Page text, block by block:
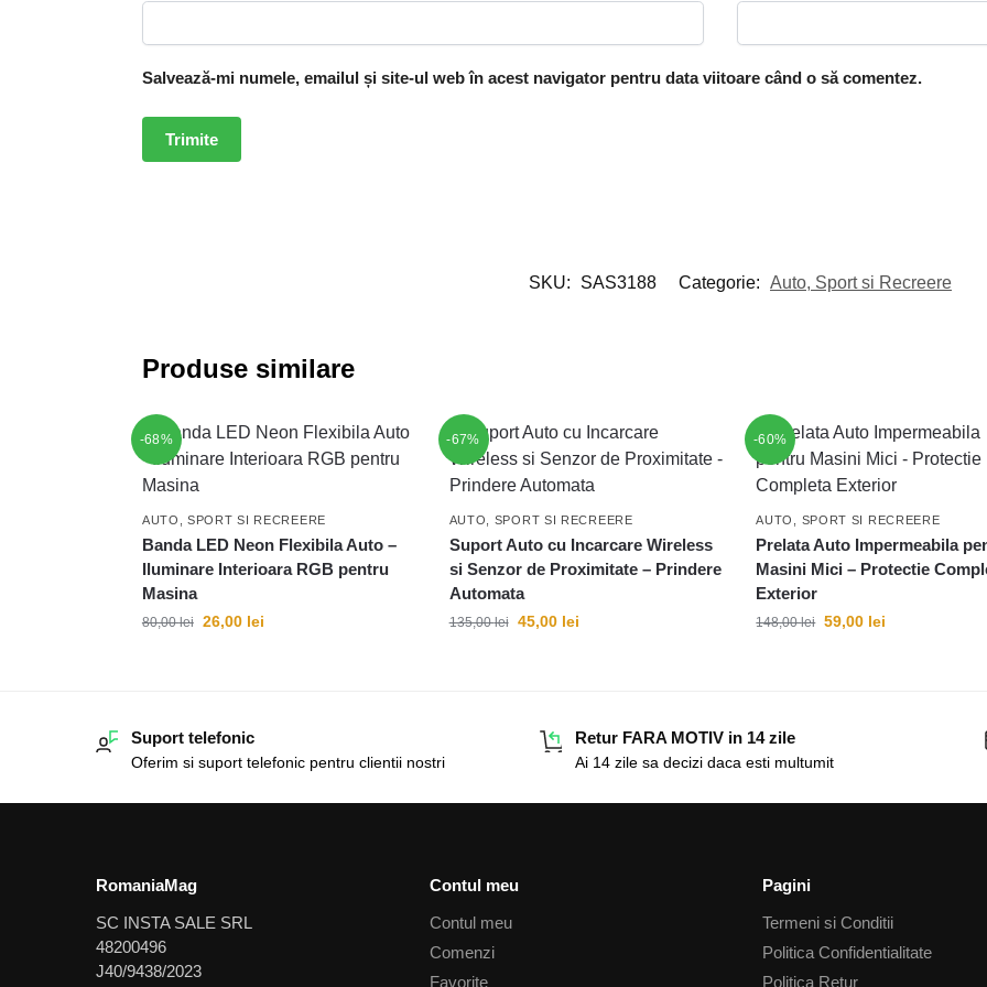
Salvează-mi numele, emailul și site-ul web în acest navigator pentru data viitoare când o să comentez.
SKU: SAS3188 Categorie: Auto, Sport si Recreere
Produse similare
-68%
AUTO, SPORT SI RECREERE
Banda LED Neon Flexibila Auto –
Iluminare Interioara RGB pentru
Masina
80,00lei 26,00 lei
-67%
AUTO, SPORT SI RECREERE
Suport Auto cu Incarcare Wireless
si Senzor de Proximitate – Prindere
Automata
135,00lei 45,00 lei
-60%
AUTO, SPORT SI RECREERE
Prelata Auto Impermeabila
Masini Mici – Protectie
Exterior
148,00lei 59,00 lei
Suport telefonic
Oferim si suport telefonic pentru clientii nostri
Retur FARA MOTIV in 14 zile
Ai 14 zile sa decizi daca esti multumit
RomaniaMag
SC INSTA SALE SRL
48200496
J40/9438/2023
Contul meu
Contul meu
Comenzi
Favorite
Pagini
Termeni si Conditii
Politica Confidentialitate
Politica Retur